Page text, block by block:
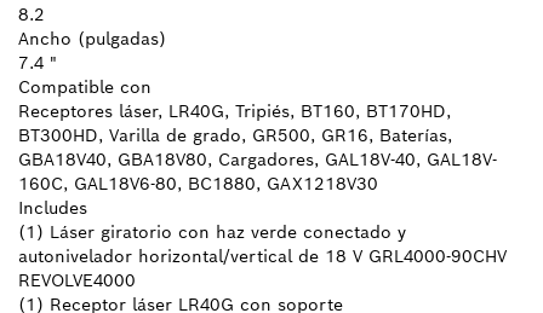
8.2
Ancho (pulgadas)
7.4 "
Compatible con
Receptores láser, LR40G, Tripiés, BT160, BT170HD,
BT300HD, Varilla de grado, GR500, GR16, Baterías,
GBA18V40, GBA18V80, Cargadores, GAL18V-40, GAL18V-
160C, GAL18V6-80, BC1880, GAX1218V30
Includes
(1) Láser giratorio con haz verde conectado y
autonivelador horizontal/vertical de 18 V GRL4000-90CHV
REVOLVE4000
(1) Receptor láser LR40G con soporte